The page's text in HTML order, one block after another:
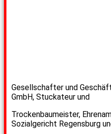
Gesellschafter und
GmbH, Stuckateur und
Trockenbaumeister,
Sozialgericht Regensburg